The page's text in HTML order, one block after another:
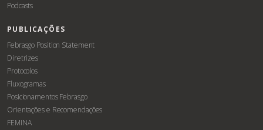
Podcasts
PUBLICAÇÕES
Febrasgo Position Statement
Diretrizes
Protocolos
Fluxogramas
Posicionamentos Febrasgo
Orientações e Recomendações
FEMINA